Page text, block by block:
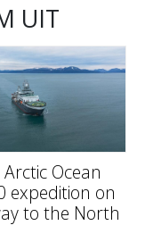
UIT
Arctic Ocean
expedition on
to the North